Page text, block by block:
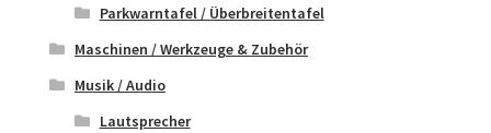
Parkwarntafel / Überbreitentafel
Maschinen / Werkzeuge & Zubehör
Musik / Audio
Lautsprecher